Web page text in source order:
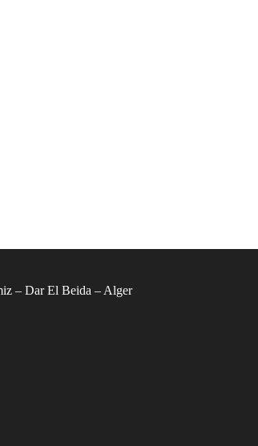
– Dar El Beida – Alger